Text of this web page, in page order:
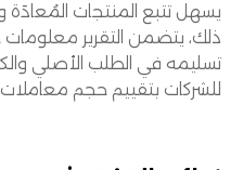
يسهل تتبع المنتجات المُعادَة
ذلك، يتضمن التقرير
تسليمه في الطلب الأصلي
للشركات بتقييم حجم معاملات